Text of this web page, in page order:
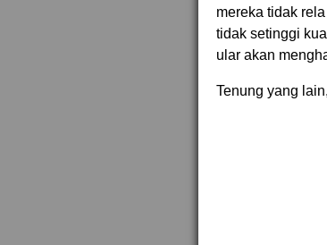
mereka tidak
tidak setinggi
ular akan
Tenung yang lain,